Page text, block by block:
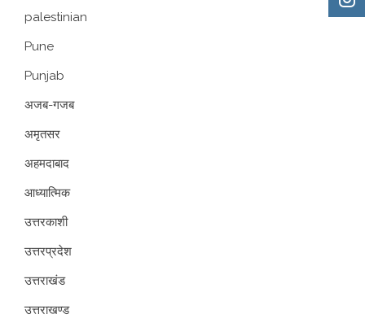
palestinian
Pune
Punjab
अजब-गजब
अमृतसर
अहमदाबाद
आध्यात्मिक
उत्तरकाशी
उत्तरप्रदेश
उत्तराखंड
उत्तराखण्ड